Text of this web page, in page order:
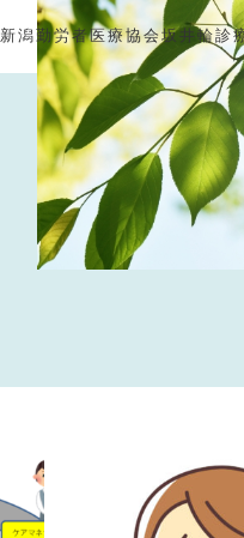
潟勤労者医療協会坂井輪診